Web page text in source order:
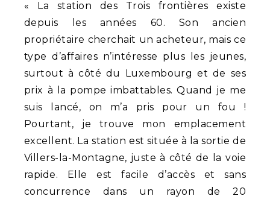
« La station des Trois frontières existe
depuis les années 60. Son ancien
propriétaire cherchait un acheteur, mais ce
type d’affaires n’intéresse plus les jeunes,
surtout à côté du Luxembourg et de ses
prix à la pompe imbattables. Quand je me
suis lancé, on m’a pris pour un fou !
Pourtant, je trouve mon emplacement
excellent. La station est située à la sortie de
Villers-la-Montagne, juste à côté de la voie
rapide. Elle est facile d’accès et sans
concurrence dans un rayon de 20